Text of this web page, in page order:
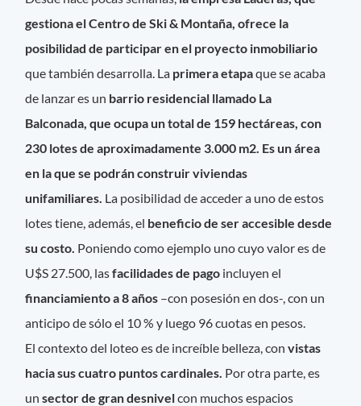
gestiona el Centro de Ski & Montaña, ofrece la
posibilidad de participar en el proyecto inmobiliario
que también desarrolla. La primera etapaque se acaba
de lanzar es un barrio residencial llamado La
Balconada, que ocupa un total de 159 hectáreas, con
230 lotes de aproximadamente 3.000 m2. Es un área
en la que se podrán construir viviendas
unifamiliares. La posibilidad de acceder a uno de estos
lotes tiene, además, el beneficio de ser accesible desde
su costo. Poniendo como ejemplo uno cuyo valor es de
U$S 27.500, lasfacilidades de pago incluyen el
financiamiento a 8 años –con posesión en dos-, con un
anticipo de sólo el 10 % y luego 96 cuotas en pesos.
El contexto del loteo es de increíble belleza, con vistas
hacia sus cuatro puntos cardinales. Por otra parte, es
unsector de gran desnivelcon muchos espacios